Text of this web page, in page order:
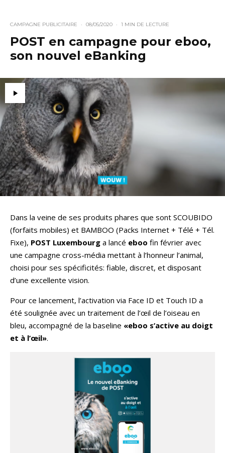
CAMPAGNE PUBLICITAIRE · 08/05/2020 · 1 MIN DE LECTURE
POST en campagne pour eboo,
son nouvel eBanking
Dans la veine de ses produits phares que sont SCOUBIDO
(forfaits mobiles) et BAMBOO (Packs Internet + Télé + Tél.
Fixe), POST Luxembourg a lancé eboo fin février avec
une campagne cross-média mettant à l’honneur l’animal,
choisi pour ses spécificités: fiable, discret, et disposant
d’une excellente vision.
Pour ce lancement, l’activation via Face ID et Touch ID a
été soulignée avec un traitement de l’œil de l’oiseau en
bleu, accompagné de la baseline «eboo s’active au doigt
et à l’œil».